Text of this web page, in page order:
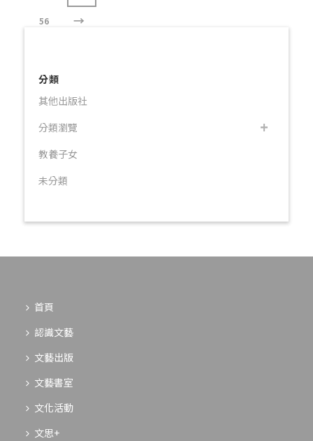
56 →
分類
其他出版社
分類瀏覽
教養子女
未分類
首頁
認識文藝
文藝出版
文藝書室
文化活動
文思+